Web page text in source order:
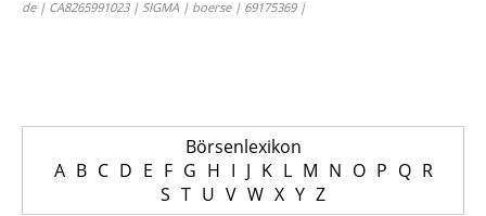
de | CA8265991023 | SIGMA | boerse | 69175369 |
Börsenlexikon
A B C D E F G H I J K L M N O P Q R
S T U V W X Y Z